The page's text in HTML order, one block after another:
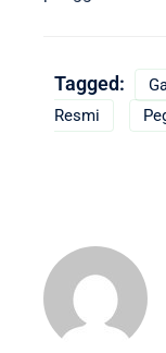
Tagged:
Resmi